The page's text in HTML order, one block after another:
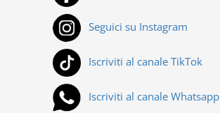
Seguici su Instagram
Iscriviti al canale TikTok
Iscriviti al canale Whatsapp